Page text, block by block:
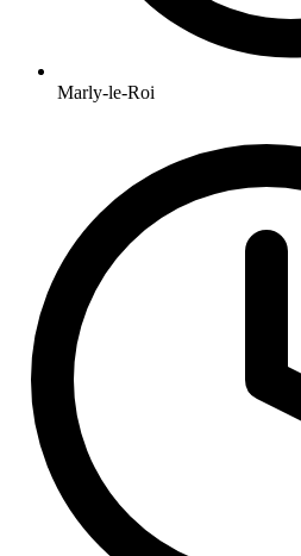
Marly-le-Roi